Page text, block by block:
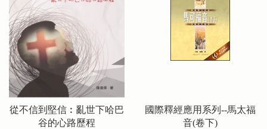
從不信到堅信︰亂世下哈巴
谷的心路歷程
國際釋經應用系列--馬太福
音(卷下)